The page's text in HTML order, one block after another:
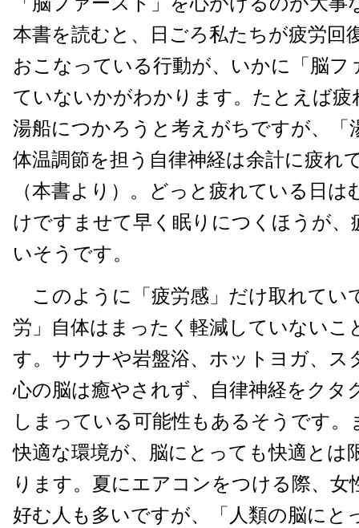
本書を読むと、日ごろ私たちが疲労回
おこなっている行動が、いかに「脳フ
ていないかがわかります。たとえば
湯船につかろうと考えがちですが、「
体温調節を担う自律神経は余計に疲れ
（本書より）。どっと疲れている日
けですませて早く眠りにつくほうが、
いそうです。
このように「疲労感」だけ取れてい
労」自体はまったく軽減していないこ
す。サウナや岩盤浴、ホットヨガ、ス
心の脳は癒やされず、自律神経をクタ
しまっている可能性もあるそうです。
快適な環境が、脳にとっても快適とは
ります。夏にエアコンをつける際、
好む人も多いですが、「人類の脳にと